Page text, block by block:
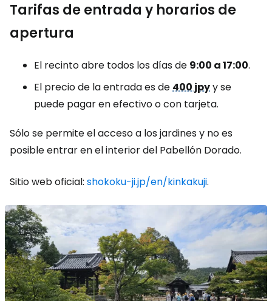
Tarifas de entrada y horarios de
apertura
El recinto abre todos los días de 9:00 a 17:00.
El precio de la entrada es de 400 jpyy se
puede pagar en efectivo o con tarjeta.
Sólo se permite el acceso a los jardines y no es
posible entrar en el interior del Pabellón Dorado.
Sitio web oficial: shokoku-ji.jp/en/kinkakuji.